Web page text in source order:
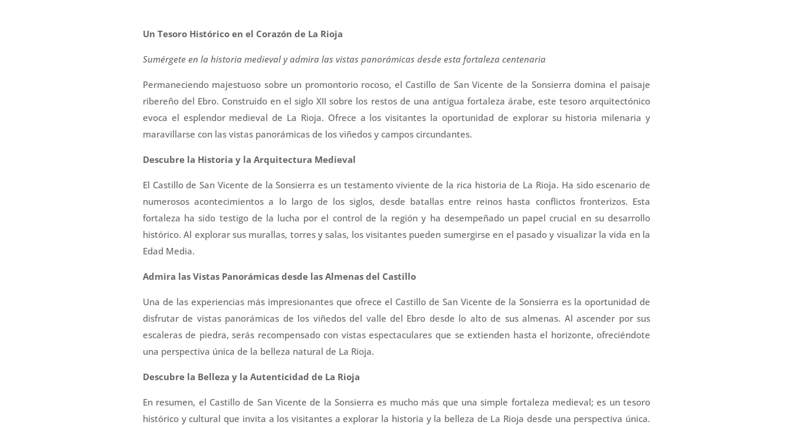
Un Tesoro Histórico en el Corazón de La Rioja
Sumérgete en la historia medieval y admira las vistas panorámicas desde esta fortaleza centenaria
Permaneciendo majestuoso sobre un promontorio rocoso, el Castillo de San Vicente de la Sonsierra domina el paisaje
ribereño del Ebro. Construido en el siglo XII sobre los restos de una antigua fortaleza árabe, este tesoro arquitectónico
evoca el esplendor medieval de La Rioja. Ofrece a los visitantes la oportunidad de explorar su historia milenaria y
maravillarse con las vistas panorámicas de los viñedos y campos circundantes.
Descubre la Historia y la Arquitectura Medieval
El Castillo de San Vicente de la Sonsierra es un testamento viviente de la rica historia de La Rioja. Ha sido escenario de
numerosos acontecimientos a lo largo de los siglos, desde batallas entre reinos hasta conflictos fronterizos. Esta
fortaleza ha sido testigo de la lucha por el control de la región y ha desempeñado un papel crucial en su desarrollo
histórico. Al explorar sus murallas, torres y salas, los visitantes pueden sumergirse en el pasado y visualizar la vida en la
Edad Media.
Admira las Vistas Panorámicas desde las Almenas del Castillo
Una de las experiencias más impresionantes que ofrece el Castillo de San Vicente de la Sonsierra es la oportunidad de
disfrutar de vistas panorámicas de los viñedos del valle del Ebro desde lo alto de sus almenas. Al ascender por sus
escaleras de piedra, serás recompensado con vistas espectaculares que se extienden hasta el horizonte, ofreciéndote
una perspectiva única de la belleza natural de La Rioja.
Descubre la Belleza y la Autenticidad de La Rioja
En resumen, el Castillo de San Vicente de la Sonsierra es mucho más que una simple fortaleza medieval; es un tesoro
histórico y cultural que invita a los visitantes a explorar la historia y la belleza de La Rioja desde una perspectiva única.